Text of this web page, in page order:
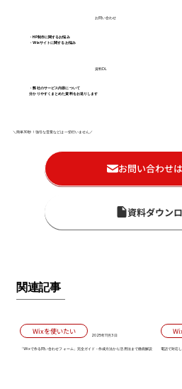
お問い合わせ
・HP制作に関するお悩み
・Wixサイトに関するお悩み
資料DL
・弊社のサービス内容について
分かりやすくまとめた資料をお送りします
＼簡単30秒！強引な営業などは一切行いません／
お問い合わせ
資料ダウン
関連記事
Wixを使いたい 2025年11月3日
「Wixで作る問い合わせフォーム」完全ガイド - 作成方法から活用法まで徹底解説 電話で対応